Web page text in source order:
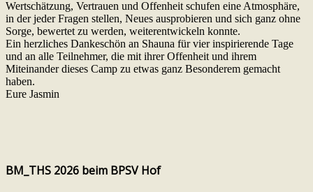
Wertschätzung, Vertrauen und Offenheit schufen eine Atmosphäre,
in der jeder Fragen stellen, Neues ausprobieren und sich ganz ohne
Sorge, bewertet zu werden, weiterentwickeln konnte.
Ein herzliches Dankeschön an Shauna für vier inspirierende Tage
und an alle Teilnehmer, die mit ihrer Offenheit und ihrem
Miteinander dieses Camp zu etwas ganz Besonderem gemacht
haben.
Eure Jasmin
BM_THS 2026 beim BPSV Hof